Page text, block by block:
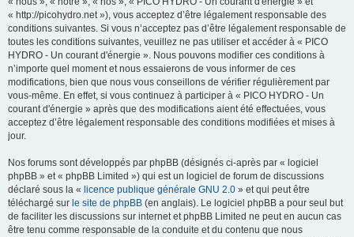
« http://picohydro.net »), vous acceptez d’être légalement responsable des
conditions suivantes. Si vous n’acceptez pas d’être légalement responsable de
toutes les conditions suivantes, veuillez ne pas utiliser et accéder à « PICO
HYDRO - Un courant d'énergie ». Nous pouvons modifier ces conditions à
n’importe quel moment et nous essaierons de vous informer de ces
modifications, bien que nous vous conseillons de vérifier régulièrement par
vous-même. En effet, si vous continuez à participer à « PICO HYDRO - Un
courant d'énergie » après que des modifications aient été effectuées, vous
acceptez d’être légalement responsable des conditions modifiées et mises à
jour.
Nos forums sont développés par phpBB (désignés ci-après par « logiciel
phpBB » et « phpBB Limited ») qui est un logiciel de forum de discussions
déclaré sous la « licence publique générale GNU 2.0 » et qui peut être
téléchargé sur le site de phpBB (en anglais). Le logiciel phpBB a pour seul but
de faciliter les discussions sur internet et phpBB Limited ne peut en aucun cas
être tenu comme responsable de la conduite et du contenu que nous